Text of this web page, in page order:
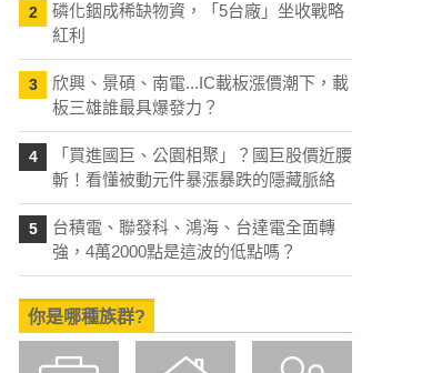
2
磷化銦成稀缺物資，「5台廠」坐收戰略
紅利
3
欣興、景碩、南電...IC載板漲價潮下，載
板三雄誰最具爆發力？
4
「買進國巨、公園相聚」？國巨股價近腰
斬！看懂被動元件暴漲暴跌的隱藏脈絡
5
台積電、聯發科、鴻海、台達電全面轉
強，4萬2000點是這波的低點嗎？
你是哪種族群?